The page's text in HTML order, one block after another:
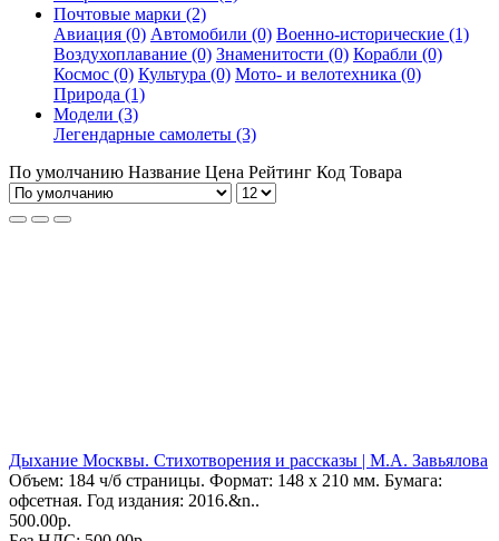
Почтовые марки (2)
Авиация (0) Автомобили (0) Военно-исторические (1)
Воздухоплавание (0) Знаменитости (0) Корабли (0)
Космос (0) Культура (0) Мото- и велотехника (0)
Природа (1)
Модели (3)
Легендарные самолеты (3)
По умолчанию Название Цена Рейтинг Код Товара
Дыхание Москвы. Стихотворения и рассказы | М.А. Завьялова
Объем: 184 ч/б страницы. Формат: 148 х 210 мм. Бумага:
офсетная. Год издания: 2016.&n..
500.00р.